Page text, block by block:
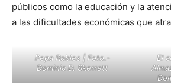
públicos como la educación y la
a las dificultades económicas que
Pepa Robles | Foto.-
Dominic D. Skerrett
El